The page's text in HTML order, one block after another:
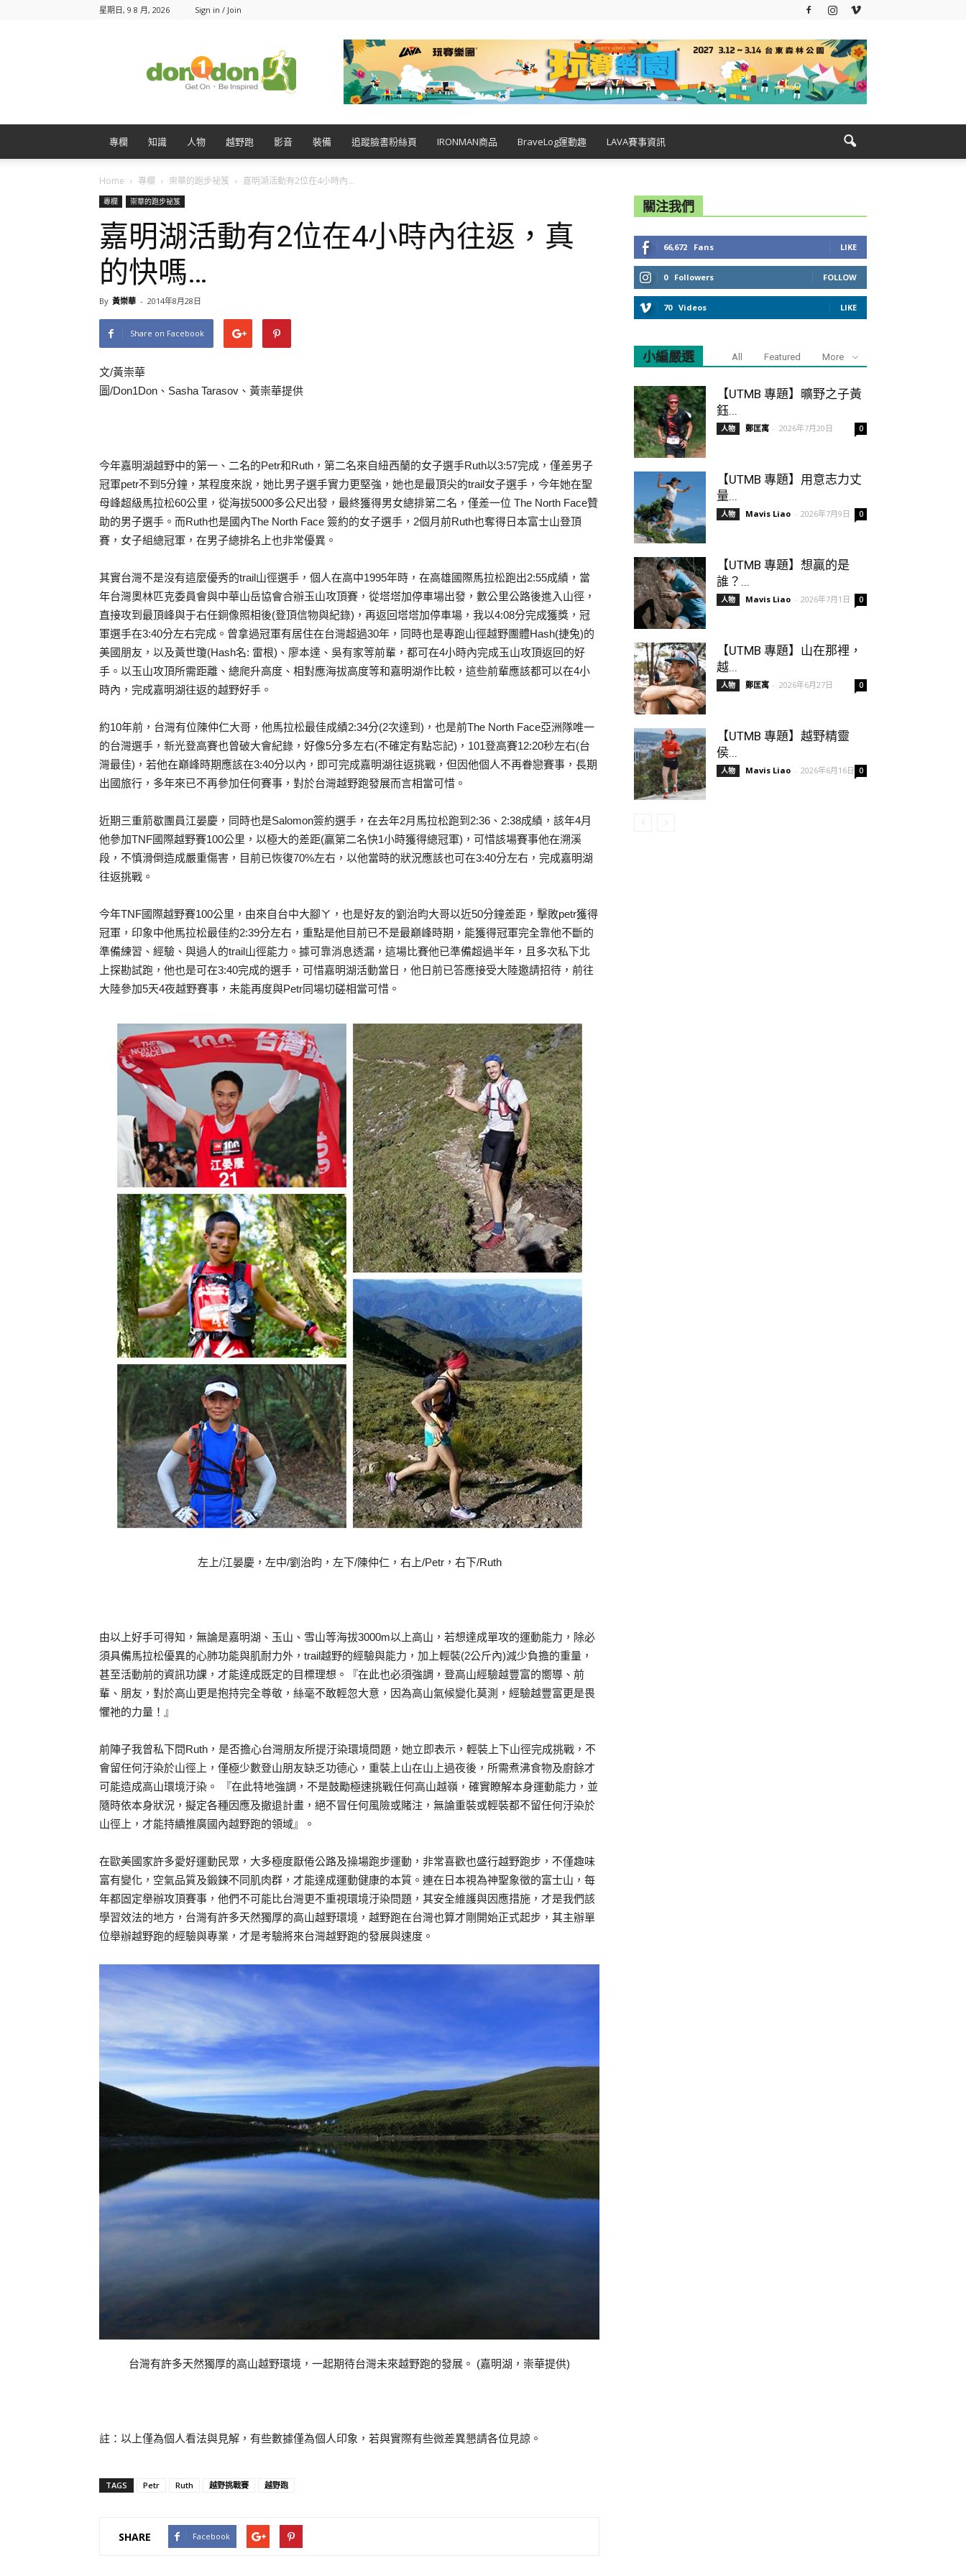
星期日, 9 8 月, 2026 Sign in / Join
專欄 知識 人物 越野跑 影音 裝備 追蹤臉書粉絲頁 IRONMAN商品 BraveLog運動趣 LAVA賽事資訊
Home 專欄 崇華的跑步祕笈 嘉明湖活動有2位在4小時內...
專欄 崇華的跑步祕笈
嘉明湖活動有2位在4小時內往返，真
的快嗎…
By 黃崇華 - 2014年8月28日
Share on Facebook
文/黃崇華
圖/Don1Don、Sasha Tarasov、黃崇華提供
今年嘉明湖越野中的第一、二名的Petr和Ruth，第二名來自紐西蘭的女子選手Ruth以3:57完成，僅差男子
冠軍petr不到5分鐘，某程度來說，她比男子選手實力更堅強，她也是最頂尖的trail女子選手，今年她在聖
母峰超級馬拉松60公里，從海拔5000多公尺出發，最終獲得男女總排第二名，僅差一位 The North Face贊
助的男子選手。而Ruth也是國內The North Face 簽約的女子選手，2個月前Ruth也奪得日本富士山登頂
賽，女子組總冠軍，在男子總排名上也非常優異。
其實台灣不是沒有這麼優秀的trail山徑選手，個人在高中1995年時，在高雄國際馬拉松跑出2:55成績，當
年台灣奧林匹克委員會與中華山岳協會合辦玉山攻頂賽，從塔塔加停車場出發，數公里公路後進入山徑，
直接攻到最頂峰與于右任銅像照相後(登頂信物與紀錄)，再返回塔塔加停車場，我以4:08分完成獲獎，冠
軍選手在3:40分左右完成。曾拿過冠軍有居住在台灣超過30年，同時也是專跑山徑越野團體Hash(捷兔)的
美國朋友，以及黃世瓊(Hash名: 雷根)、廖本達、吳有家等前輩，都可在4小時內完成玉山攻頂返回的好
手。以玉山攻頂所需距離、總爬升高度、相對應海拔高度等和嘉明湖作比較，這些前輩應該都可以在4小
時內，完成嘉明湖往返的越野好手。
約10年前，台灣有位陳仲仁大哥，他馬拉松最佳成績2:34分(2次達到)，也是前The North Face亞洲隊唯一
的台灣選手，新光登高賽也曾破大會紀錄，好像5分多左右(不確定有點忘記)，101登高賽12:20秒左右(台
灣最佳)，若他在巔峰時期應該在3:40分以內，即可完成嘉明湖往返挑戰，但因他個人不再眷戀賽事，長期
出國旅行，多年來已不再參加任何賽事，對於台灣越野跑發展而言相當可惜。
近期三重箭歇團員江晏慶，同時也是Salomon簽約選手，在去年2月馬拉松跑到2:36、2:38成績，該年4月
他參加TNF國際越野賽100公里，以極大的差距(贏第二名快1小時獲得總冠軍)，可惜該場賽事他在溯溪
段，不慎滑倒造成嚴重傷害，目前已恢復70%左右，以他當時的狀況應該也可在3:40分左右，完成嘉明湖
往返挑戰。
今年TNF國際越野賽100公里，由來自台中大腳ㄚ，也是好友的劉治昀大哥以近50分鐘差距，擊敗petr獲得
冠軍，印象中他馬拉松最佳約2:39分左右，重點是他目前已不是最巔峰時期，能獲得冠軍完全靠他不斷的
準備練習、經驗、與過人的trail山徑能力。據可靠消息透漏，這場比賽他已準備超過半年，且多次私下北
上探勘試跑，他也是可在3:40完成的選手，可惜嘉明湖活動當日，他日前已答應接受大陸邀請招待，前往
大陸參加5天4夜越野賽事，未能再度與Petr同場切磋相當可惜。
左上/江晏慶，左中/劉治昀，左下/陳仲仁，右上/Petr，右下/Ruth
由以上好手可得知，無論是嘉明湖、玉山、雪山等海拔3000m以上高山，若想達成單攻的運動能力，除必
須具備馬拉松優異的心肺功能與肌耐力外，trail越野的經驗與能力，加上輕裝(2公斤內)減少負擔的重量，
甚至活動前的資訊功課，才能達成既定的目標理想。『在此也必須強調，登高山經驗越豐富的嚮導、前
輩、朋友，對於高山更是抱持完全尊敬，絲毫不敢輕忽大意，因為高山氣候變化莫測，經驗越豐富更是畏
懼祂的力量！』
前陣子我曾私下問Ruth，是否擔心台灣朋友所提汙染環境問題，她立即表示，輕裝上下山徑完成挑戰，不
會留任何汙染於山徑上，僅極少數登山朋友缺乏功德心，重裝上山在山上過夜後，所需煮沸食物及廚餘才
可能造成高山環境汙染。 『在此特地強調，不是鼓勵極速挑戰任何高山越嶺，確實瞭解本身運動能力，並
隨時依本身狀況，擬定各種因應及撤退計畫，絕不冒任何風險或賭注，無論重裝或輕裝都不留任何汙染於
山徑上，才能持續推廣國內越野跑的領域』。
在歐美國家許多愛好運動民眾，大多極度厭倦公路及操場跑步運動，非常喜歡也盛行越野跑步，不僅趣味
富有變化，空氣品質及鍛鍊不同肌肉群，才能達成運動健康的本質。連在日本視為神聖象徵的富士山，每
年都固定舉辦攻頂賽事，他們不可能比台灣更不重視環境汙染問題，其安全維護與因應措施，才是我們該
學習效法的地方，台灣有許多天然獨厚的高山越野環境，越野跑在台灣也算才剛開始正式起步，其主辦單
位舉辦越野跑的經驗與專業，才是考驗將來台灣越野跑的發展與速度。
台灣有許多天然獨厚的高山越野環境，一起期待台灣未來越野跑的發展。 (嘉明湖，崇華提供)
註：以上僅為個人看法與見解，有些數據僅為個人印象，若與實際有些微差異懇請各位見諒。
TAGS Petr Ruth 越野挑戰賽 越野跑
SHARE Facebook
關注我們
66,672 Fans LIKE
0 Followers FOLLOW
70 Videos LIKE
小編嚴選 All Featured More
【UTMB 專題】曠野之子黃
鈺...
人物 鄭匡寓 - 2026年7月20日 0
【UTMB 專題】用意志力丈
量...
人物 Mavis Liao - 2026年7月9日 0
【UTMB 專題】想贏的是
誰？...
人物 Mavis Liao - 2026年7月1日 0
【UTMB 專題】山在那裡，
越...
人物 鄭匡寓 - 2026年6月27日 0
【UTMB 專題】越野精靈
侯...
人物 Mavis Liao - 2026年6月16日 0